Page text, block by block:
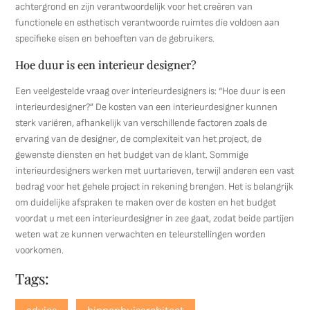
achtergrond en zijn verantwoordelijk voor het creëren van
functionele en esthetisch verantwoorde ruimtes die voldoen aan
specifieke eisen en behoeften van de gebruikers.
Hoe duur is een interieur designer?
Een veelgestelde vraag over interieurdesigners is: “Hoe duur is een
interieurdesigner?” De kosten van een interieurdesigner kunnen
sterk variëren, afhankelijk van verschillende factoren zoals de
ervaring van de designer, de complexiteit van het project, de
gewenste diensten en het budget van de klant. Sommige
interieurdesigners werken met uurtarieven, terwijl anderen een vast
bedrag voor het gehele project in rekening brengen. Het is belangrijk
om duidelijke afspraken te maken over de kosten en het budget
voordat u met een interieurdesigner in zee gaat, zodat beide partijen
weten wat ze kunnen verwachten en teleurstellingen worden
voorkomen.
Tags: